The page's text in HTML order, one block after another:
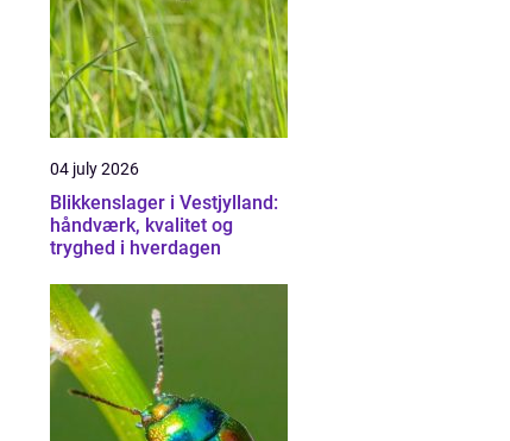
04 july 2026
Blikkenslager i Vestjylland:
håndværk, kvalitet og
tryghed i hverdagen